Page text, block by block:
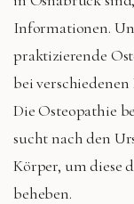
Informationen.
praktizierende
bei verschiedenen
Die Osteopathie
sucht nach den
Körper, um diese
beheben.